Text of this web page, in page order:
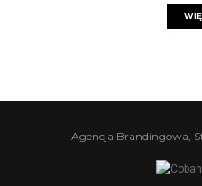
Agencja Brandingowa,